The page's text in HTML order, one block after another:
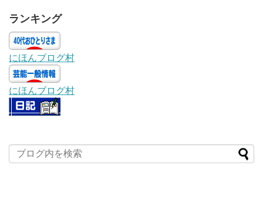
ランキング
にほんブログ村
にほんブログ村